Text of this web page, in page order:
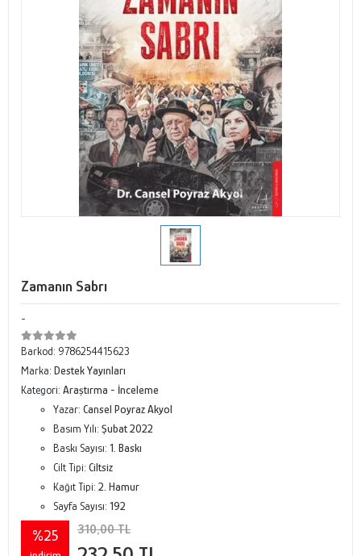
Zamanın Sabrı
-
Barkod: 9786254415623
Marka: Destek Yayınları
Kategori: Araştırma - İnceleme
Yazar: Cansel Poyraz Akyol
Basım Yılı: Şubat 2022
Baskı Sayısı: 1. Baskı
Cilt Tipi: Ciltsiz
Kağıt Tipi: 2. Hamur
Sayfa Sayısı: 192
%25 310,00 TL